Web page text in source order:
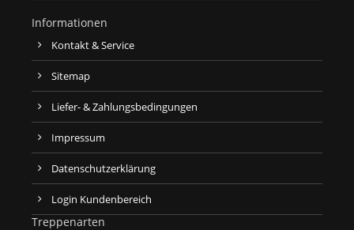
Informationen
Kontakt & Service
Sitemap
Liefer- & Zahlungsbedingungen
Impressum
Datenschutzerklärung
Login Kundenbereich
Treppenarten